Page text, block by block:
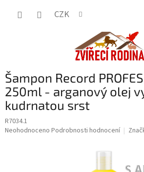
CZK
Šampon Record
250ml - arganový olej
kudrnatou srst
R7034.1
Průměrné
Neohodnoceno Podrobnosti hodnocení